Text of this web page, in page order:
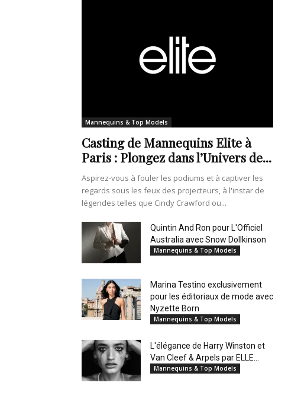
Mannequins & Top Models
Casting de Mannequins Elite à
Paris : Plongez dans l’Univers de...
Aspirez-vous à fouler les podiums et à captiver les
regards sous les feux des projecteurs, à l'instar de
légendes telles que Cindy Crawford ou...
Quintin And Ron pour L'Officiel
Australia avec Snow Dollkinson
Mannequins & Top Models
Marina Testino exclusivement
pour les éditoriaux de mode avec
Nyzette Born
Mannequins & Top Models
L'élégance de Harry Winston et
Van Cleef & Arpels par ELLE...
Mannequins & Top Models